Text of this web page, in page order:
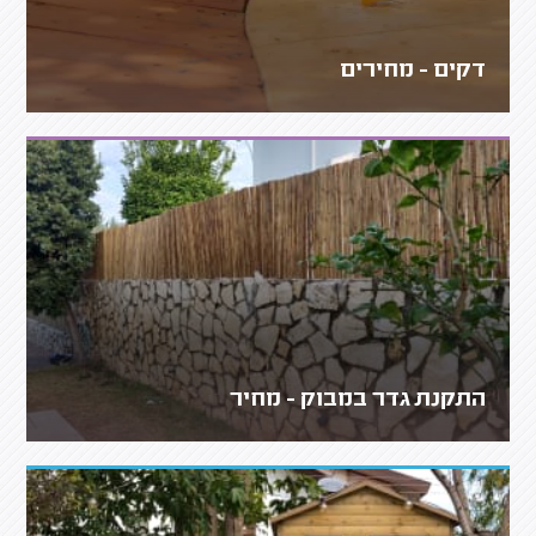
דקים - מחירים
התקנת גדר במבוק - מחיר